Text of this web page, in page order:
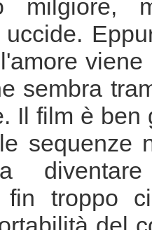
milgiore,
sembra
Il film è ben
sequenze
fin troppo